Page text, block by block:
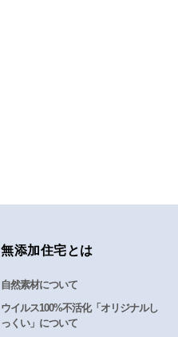
無添加住宅とは
自然素材について
ウイルス100%不活化「オリジナルし
っくい」について